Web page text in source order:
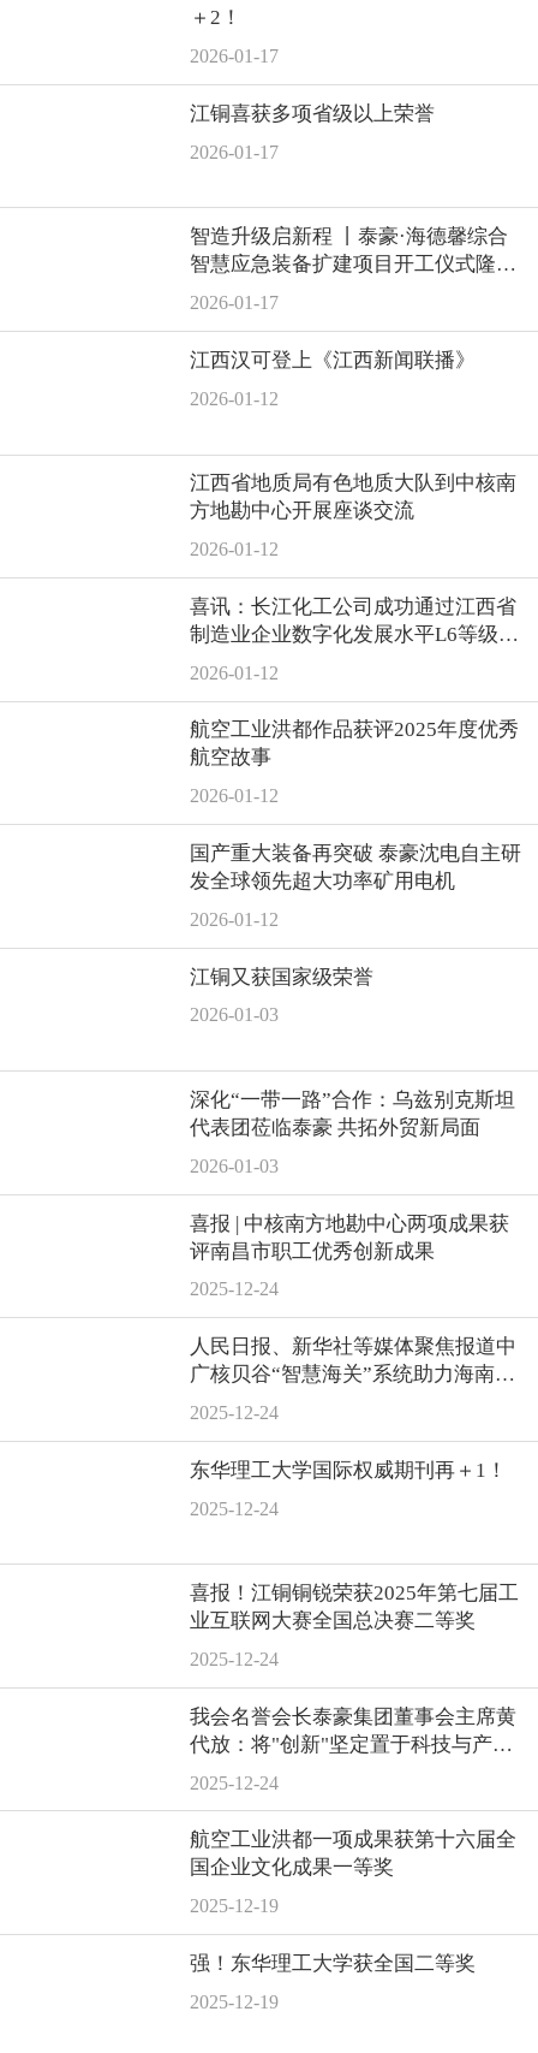
＋2！
2026-01-17
江铜喜获多项省级以上荣誉
2026-01-17
智造升级启新程 丨泰豪·海德馨综合
智慧应急装备扩建项目开工仪式隆重
举行
2026-01-17
江西汉可登上《江西新闻联播》
2026-01-12
江西省地质局有色地质大队到中核南
方地勘中心开展座谈交流
2026-01-12
喜讯：长江化工公司成功通过江西省
制造业企业数字化发展水平L6等级现
场认定！
2026-01-12
航空工业洪都作品获评2025年度优秀
航空故事
2026-01-12
国产重大装备再突破 泰豪沈电自主研
发全球领先超大功率矿用电机
2026-01-12
江铜又获国家级荣誉
2026-01-03
深化“一带一路”合作：乌兹别克斯坦
代表团莅临泰豪 共拓外贸新局面
2026-01-03
喜报 | 中核南方地勘中心两项成果获
评南昌市职工优秀创新成果
2025-12-24
人民日报、新华社等媒体聚焦报道中
广核贝谷“智慧海关”系统助力海南自
贸港封关运作
2025-12-24
东华理工大学国际权威期刊再＋1！
2025-12-24
喜报！江铜铜锐荣获2025年第七届工
业互联网大赛全国总决赛二等奖
2025-12-24
我会名誉会长泰豪集团董事会主席黄
代放：将"创新"坚定置于科技与产业
融合发展的"C位"
2025-12-24
航空工业洪都一项成果获第十六届全
国企业文化成果一等奖
2025-12-19
强！东华理工大学获全国二等奖
2025-12-19